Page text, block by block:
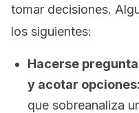
tomar decisiones.
los siguientes:
Hacerse
y acotar opciones:
que sobreanaliza